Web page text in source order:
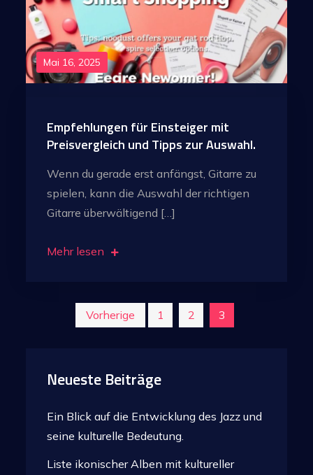
Mai 16, 2025
Empfehlungen für Einsteiger mit
Preisvergleich und Tipps zur Auswahl.
Wenn du gerade erst anfängst, Gitarre zu
spielen, kann die Auswahl der richtigen
Gitarre überwältigend […]
Mehr lesen
Seitennummerierung
Beiträge
Vorherige 1 2 3
Neueste Beiträge
Ein Blick auf die Entwicklung des Jazz und
seine kulturelle Bedeutung.
Liste ikonischer Alben mit kultureller